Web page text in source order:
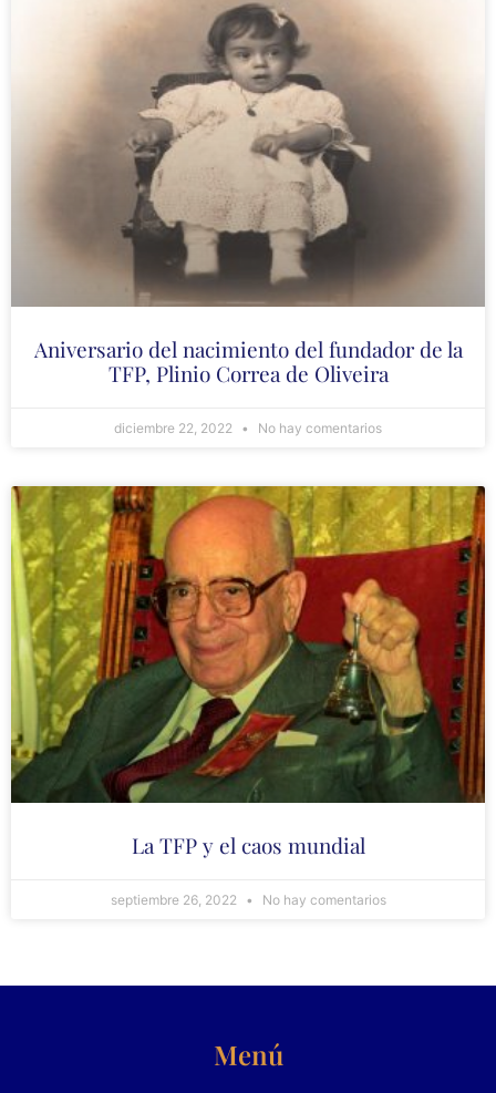
Aniversario del nacimiento del fundador de la
TFP, Plinio Correa de Oliveira
diciembre 22, 2022 No hay comentarios
La TFP y el caos mundial
septiembre 26, 2022 No hay comentarios
Menú